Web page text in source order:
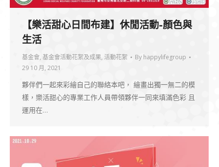
【樂活甜心日間布建】休閒活動-顏色與
生活
基金會, 基金會活動花絮及成果, 活動花絮 By happylifegroup
29 10 月, 2021
夥伴們一起來彩繪自己的聯絡本吧， 繪畫出獨一無二的模
樣，樂活甜心的專業工作人員帶領夥伴一同來填滿色彩 且
運用在…